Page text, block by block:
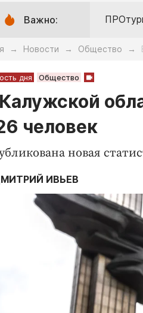
Важно:
→ Новости → Общество →
дня Общество
человек
новая
ИВЬЕВ